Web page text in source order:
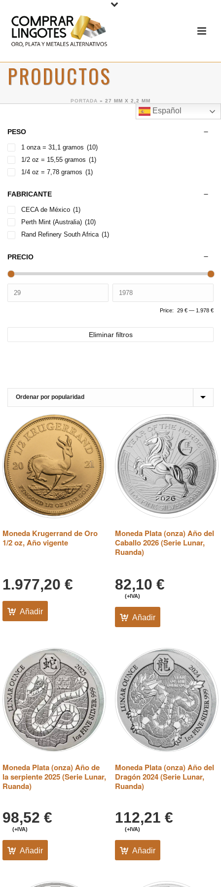
PRODUCTOS
PORTADA » 27 MM X 2,2 MM
Español
Moneda Krugerrand de Oro
1/2 oz, Año vigente
1.977,20 €
Añadir
Moneda Plata (onza) Año del
Caballo 2026 (Serie Lunar,
Ruanda)
82,10 €
(+IVA)
Añadir
Moneda Plata (onza) Año de
la serpiente 2025 (Serie Lunar,
Ruanda)
98,52 €
(+IVA)
Añadir
Moneda Plata (onza) Año del
Dragón 2024 (Serie Lunar,
Ruanda)
112,21 €
(+IVA)
Añadir
PESO
1 onza = 31,1 gramos (10)
1/2 oz = 15,55 gramos (1)
1/4 oz = 7,78 gramos (1)
FABRICANTE
CECA de México (1)
Perth Mint (Australia) (10)
Rand Refinery South Africa (1)
PRECIO
Price: 29 € — 1.978 €
Eliminar filtros